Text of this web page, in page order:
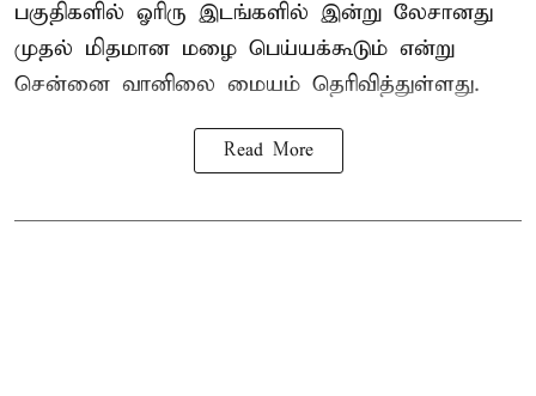
பகுதிகளில் ஓரிரு இடங்களில் இன்று லேசானது
முதல் மிதமான மழை பெய்யக்கூடும் என்று
சென்னை வானிலை மையம் தெரிவித்துள்ளது.
Read More